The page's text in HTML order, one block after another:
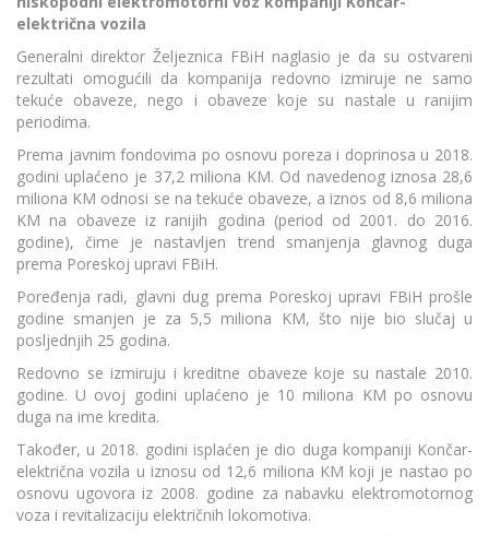
električna vozila
Generalni direktor Željeznica FBiH naglasio je da su ostvareni
rezultati omogućili da kompanija redovno izmiruje ne samo
tekuće obaveze, nego i obaveze koje su nastale u ranijim
periodima.
Prema javnim fondovima po osnovu poreza i doprinosa u 2018.
godini uplaćeno je 37,2 miliona KM. Od navedenog iznosa 28,6
miliona KM odnosi se na tekuće obaveze, a iznos od 8,6 miliona
KM na obaveze iz ranijih godina (period od 2001. do 2016.
godine), čime je nastavljen trend smanjenja glavnog duga
prema Poreskoj upravi FBiH.
Poređenja radi, glavni dug prema Poreskoj upravi FBiH prošle
godine smanjen je za 5,5 miliona KM, što nije bio slučaj u
posljednjih 25 godina.
Redovno se izmiruju i kreditne obaveze koje su nastale 2010.
godine. U ovoj godini uplaćeno je 10 miliona KM po osnovu
duga na ime kredita.
Također, u 2018. godini isplaćen je dio duga kompaniji Končar-
električna vozila u iznosu od 12,6 miliona KM koji je nastao po
osnovu ugovora iz 2008. godine za nabavku elektromotornog
voza i revitalizaciju električnih lokomotiva.